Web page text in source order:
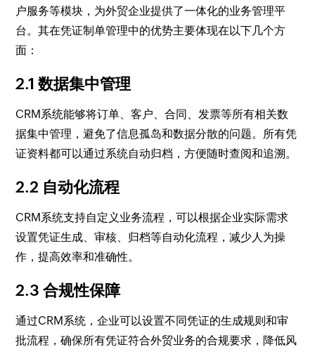
户服务等模块，为外贸企业提供了一体化的业务管理平
台。其在凭证制单管理中的优势主要体现在以下几个方
面：
2.1 数据集中管理
CRM系统能够将订单、客户、合同、发票等所有相关数
据集中管理，避免了信息孤岛和数据分散的问题。所有凭
证资料都可以通过系统自动归档，方便随时查阅和追溯。
2.2 自动化流程
CRM系统支持自定义业务流程，可以根据企业实际需求
设置凭证生成、审核、归档等自动化流程，减少人为操
作，提高效率和准确性。
2.3 合规性保障
通过CRM系统，企业可以设置不同凭证的生成规则和审
批流程，确保所有凭证符合外贸业务的合规要求，降低风